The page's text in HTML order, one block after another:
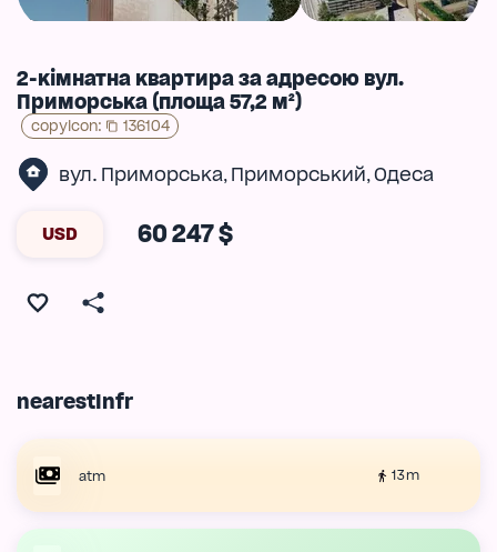
2-кімнатна квартира за адресою вул.
Приморська (площа 57,2 м²)
copyIcon: 136104
вул. Приморська, Приморський, Одеса
USD 60 247 $
nearestInfr
atm 13 m